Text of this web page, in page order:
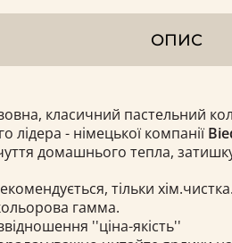
ОПИС
класичний пастельний
лідера - німецької компанії
домашнього тепла,
тільки
гамма.
''ціна-якість''